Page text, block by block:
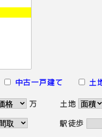
中古一戸建て 土
万 土地
駅徒歩